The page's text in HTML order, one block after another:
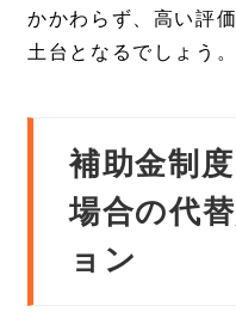
かかわらず、高い評
土台となるでしょう。
補助金制
場合の代
ョン